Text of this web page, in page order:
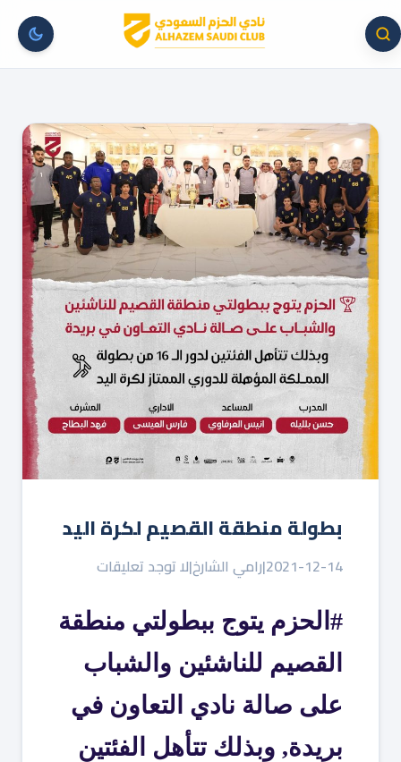
بطولة منطقة القصيم لكرة اليد
2021-12-14
|رامي الشارخ|لا توجد تعليقات
#الحزم يتوج ببطولتي منطقة
القصيم للناشئين والشباب
على صالة نادي التعاون في
بريدة, وبذلك تتأهل الفئتين